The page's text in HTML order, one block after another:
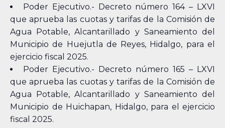
Poder Ejecutivo.- Decreto número 164 – LXVI
que aprueba las cuotas y tarifas de la Comisión de
Agua Potable, Alcantarillado y Saneamiento del
Municipio de Huejutla de Reyes, Hidalgo, para el
ejercicio fiscal 2025.
Poder Ejecutivo.- Decreto número 165 – LXVI
que aprueba las cuotas y tarifas de la Comisión de
Agua Potable, Alcantarillado y Saneamiento del
Municipio de Huichapan, Hidalgo, para el ejercicio
fiscal 2025.